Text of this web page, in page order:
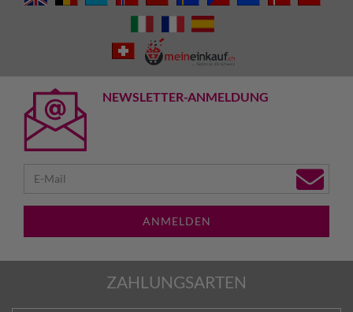
NEWSLETTER-ANMELDUNG
ANMELDEN
ZAHLUNGSARTEN